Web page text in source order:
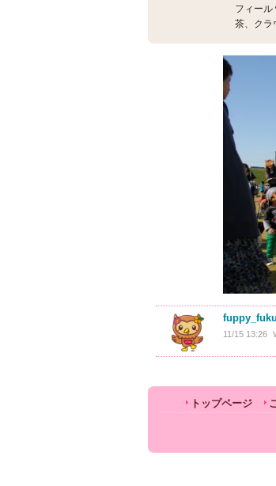
フィール
茶、クラ
11/15 13:26
トップページ